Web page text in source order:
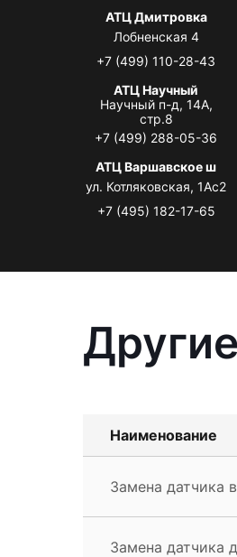
АТЦ Дмитровка
Лобненская 4
+7 (499) 110-28-43
АТЦ Научный
Научный п-д, 14А,
стр.8
+7 (499) 288-05-36
АТЦ Варшавское ш
ул. Котляковская, 1Ас2
+7 (495) 182-17-65
Наименование
Замена датчика
Замена датчика